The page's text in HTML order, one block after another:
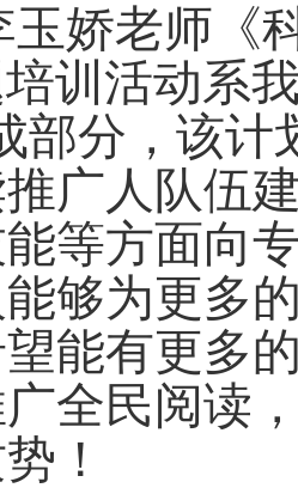
玉娇老师
训活动系
部分，该
广人队伍
等方面向
够为更多
能有更多
全民阅读
！